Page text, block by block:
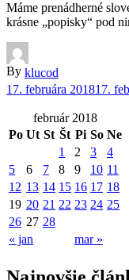
Máme prenádherné
krásne „popisky“ pod
By klucod
17. februára 201817.
február 2018
Po Ut St Št Pi So Ne
« jan mar »
1 2 3
4
5
6 7 8 9 10 11
12 13 14 15 16 17 18
19 20 21 22 23 24 25
26 27 28